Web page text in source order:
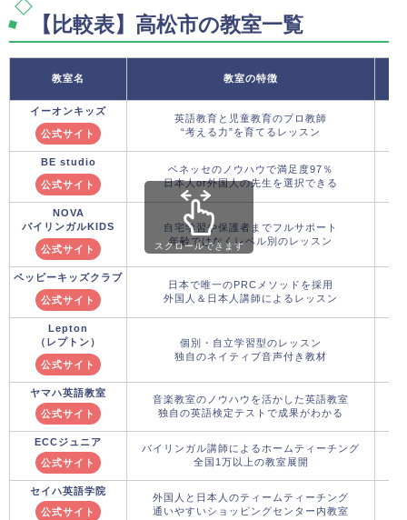
【比較表】高松市の教室一覧
教室名 教室の特徴
イーオンキッズ
公式サイト
英語教育と児童教育のプロ教師
“考える力”を育てるレッスン
BE studio
公式サイト
ベネッセのノウハウで満足度97％
日本人or外国人の先生を選択できる
NOVA
バイリンガルKIDS
公式サイト
自宅学習や保護者までフルサポート
年齢ではなくレベル別のレッスン
ペッピーキッズクラブ
公式サイト
日本で唯一のPRCメソッドを採用
外国人＆日本人講師によるレッスン
Lepton
（レプトン）
公式サイト
個別・自立学習型のレッスン
独自のネイティブ音声付き教材
ヤマハ英語教室
公式サイト
音楽教室のノウハウを活かした英語教室
独自の英語検定テストで成果がわかる
ECCジュニア
公式サイト
バイリンガル講師によるホームティーチング
全国1万以上の教室展開
セイハ英語学院
公式サイト
外国人と日本人のティームティーチング
通いやすいショッピングセンター内教室
スクロールできます